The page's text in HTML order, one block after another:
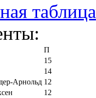
таблица
П
15
14
Арнольд 12
12